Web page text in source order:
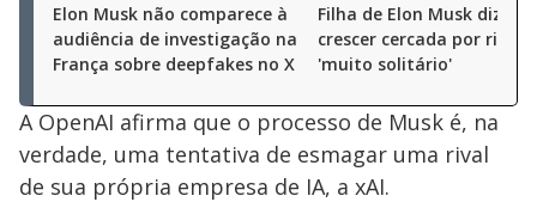
Elon Musk não comparece à
audiência de investigação na
França sobre deepfakes no X
Filha de Elon Musk diz que
crescer cercada por
'muito solitário'
A OpenAI afirma que o processo de Musk é, na
verdade, uma tentativa de esmagar uma rival
de sua própria empresa de IA, a xAI.